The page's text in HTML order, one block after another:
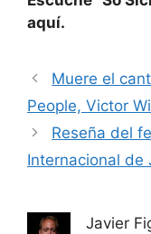
aquí.
Muere el
People, Victor
Reseña del
Internacional de
Javier